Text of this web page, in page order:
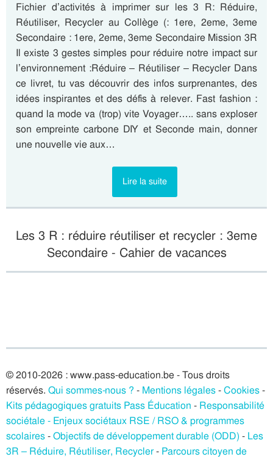
Fichier d’activités à imprimer sur les 3 R: Réduire,
Réutiliser, Recycler au Collège (: 1ere, 2eme, 3eme
Secondaire : 1ere, 2eme, 3eme Secondaire Mission 3R
Il existe 3 gestes simples pour réduire notre impact sur
l’environnement :Réduire – Réutiliser – Recycler Dans
ce livret, tu vas découvrir des infos surprenantes, des
idées inspirantes et des défis à relever. Fast fashion :
quand la mode va (trop) vite Voyager….. sans exploser
son empreinte carbone DIY et Seconde main, donner
une nouvelle vie aux…
Lire la suite
Les 3 R : réduire réutiliser et recycler : 3eme
Secondaire - Cahier de vacances
© 2010-2026 : www.pass-education.be - Tous droits
réservés. Qui sommes-nous ? - Mentions légales-Cookies-
Kits pédagogiques gratuits Pass Éducation - Responsabilité
sociétale - Enjeux sociétaux RSE / RSO & programmes
scolaires-Objectifs de développement durable (ODD) - Les
3R – Réduire, Réutiliser, Recycler- Parcours citoyen de